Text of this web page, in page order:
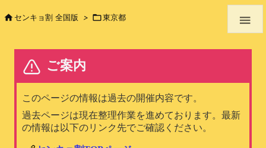

センキョ割 全国版 > 東京都